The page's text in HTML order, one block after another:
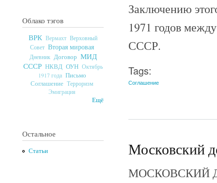
Облако тэгов
ВРК Вермахт Верховный
Совет Вторая мировая
Дневник Договор МИД
СССР НКВД ОУН Октябрь
1917 года Письмо
Соглашение Терроризм
Эмиграция
Ещё
Остальное
Статьи
Заключению
1971 годов
СССР.
Tags:
Соглашение
Московский
МОСКОВСКИЙ